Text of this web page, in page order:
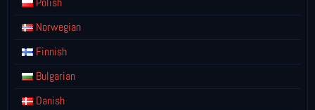
Norwegian
Finnish
Bulgarian
Danish